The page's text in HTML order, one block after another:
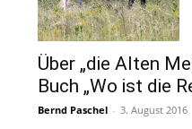
Über „die Alten
Buch „Wo ist die
Bernd Paschel - 3. August 2016